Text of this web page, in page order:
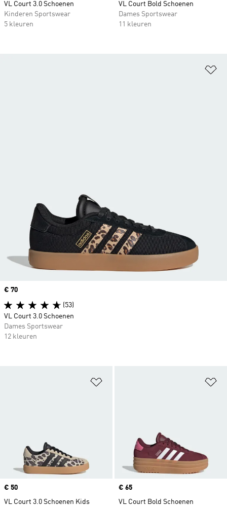
VL Court 3.0 Schoenen
Kinderen Sportswear
5 kleuren
VL Court Bold Schoenen
Dames Sportswear
11 kleuren
Price
€ 50
VL Court 3.0 Schoenen Kids
Price
€ 65
VL Court Bold Schoenen
Price
€ 70
(53)
VL Court 3.0 Schoenen
Dames Sportswear
12 kleuren